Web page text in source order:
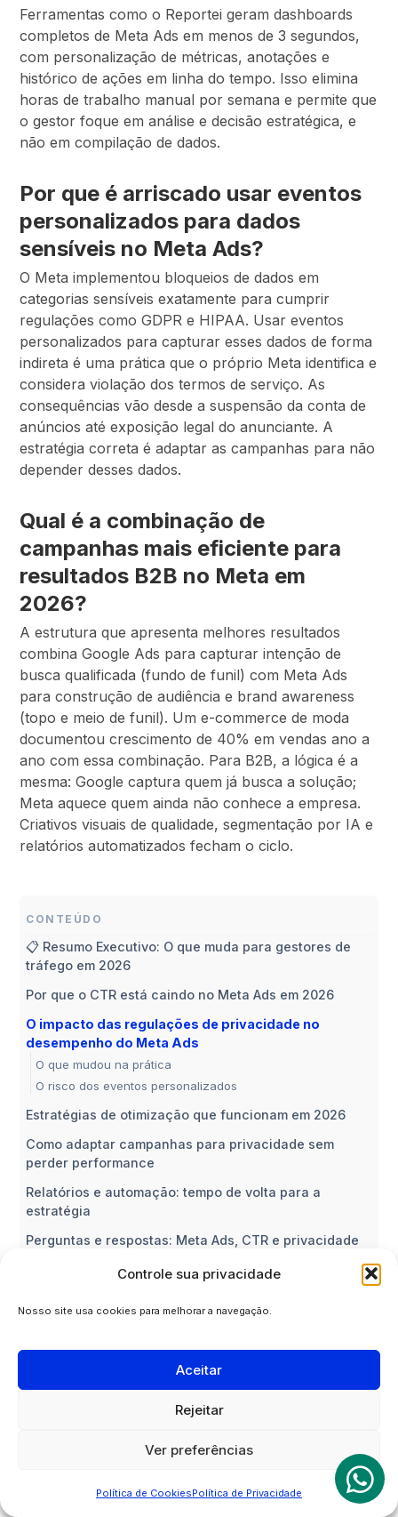
Controle sua privacidade
Nosso site usa cookies para melhorar a navegação.
Aceitar
Rejeitar
Ver preferências
Política de CookiesPolítica de Privacidade
Ferramentas como o Reportei geram dashboards
completos de Meta Ads em menos de 3 segundos,
com personalização de métricas, anotações e
histórico de ações em linha do tempo. Isso elimina
horas de trabalho manual por semana e permite que
o gestor foque em análise e decisão estratégica, e
não em compilação de dados.
Por que é arriscado usar eventos
personalizados para dados
sensíveis no Meta Ads?
O Meta implementou bloqueios de dados em
categorias sensíveis exatamente para cumprir
regulações como GDPR e HIPAA. Usar eventos
personalizados para capturar esses dados de forma
indireta é uma prática que o próprio Meta identifica e
considera violação dos termos de serviço. As
consequências vão desde a suspensão da conta de
anúncios até exposição legal do anunciante. A
estratégia correta é adaptar as campanhas para não
depender desses dados.
Qual é a combinação de
campanhas mais eficiente para
resultados B2B no Meta em
2026?
A estrutura que apresenta melhores resultados
combina Google Ads para capturar intenção de
busca qualificada (fundo de funil) com Meta Ads
para construção de audiência e brand awareness
(topo e meio de funil). Um e-commerce de moda
documentou crescimento de 40% em vendas ano a
ano com essa combinação. Para B2B, a lógica é a
mesma: Google captura quem já busca a solução;
Meta aquece quem ainda não conhece a empresa.
Criativos visuais de qualidade, segmentação por IA e
relatórios automatizados fecham o ciclo.
CONTEÚDO
📋 Resumo Executivo: O que muda para gestores de
tráfego em 2026
Por que o CTR está caindo no Meta Ads em 2026
O impacto das regulações de privacidade no
desempenho do Meta Ads
O que mudou na prática
O risco dos eventos personalizados
Estratégias de otimização que funcionam em 2026
Como adaptar campanhas para privacidade sem
perder performance
Relatórios e automação: tempo de volta para a
estratégia
Perguntas e respostas: Meta Ads, CTR e privacidade
Artigos Relacionados